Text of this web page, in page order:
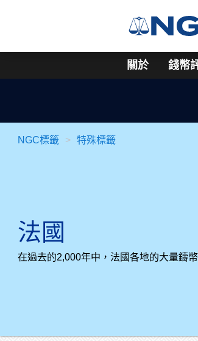
關於 錢幣
NGC標籤 特殊標籤
法國
在過去的2,000年中，法國各地的大量鑄